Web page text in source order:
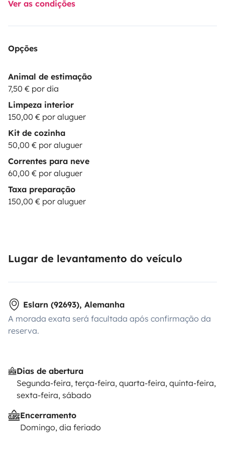
Ver as condições
Opções
Animal de estimação
7,50 € por dia
Limpeza interior
150,00 € por aluguer
Kit de cozinha
50,00 € por aluguer
Correntes para neve
60,00 € por aluguer
Taxa preparação
150,00 € por aluguer
Lugar de levantamento do veículo
Eslarn (92693), Alemanha
A morada exata será facultada após confirmação da
reserva.
Dias de abertura
Segunda-feira, terça-feira, quarta-feira, quinta-feira,
sexta-feira, sábado
Encerramento
Domingo, dia feriado